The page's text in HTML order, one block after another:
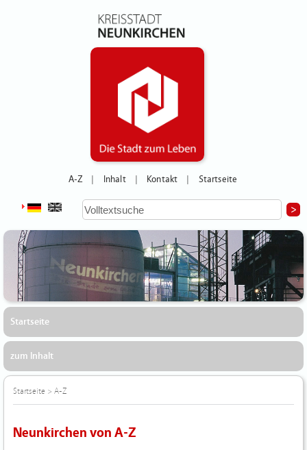
A-Z Inhalt Kontakt Startseite
Startseite
zum Inhalt
Startseite > A-Z
Neunkirchen von A-Z